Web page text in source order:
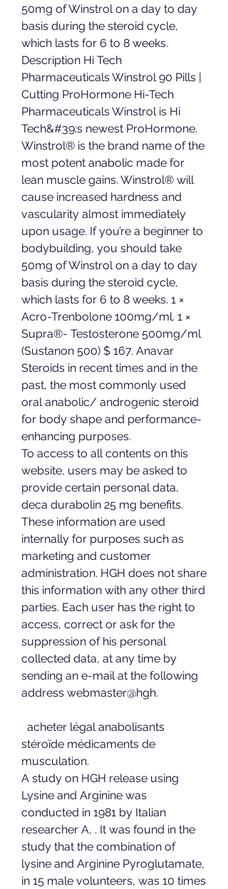
50mg of Winstrol on a day to day
basis during the steroid cycle,
which lasts for 6 to 8 weeks.
Description Hi Tech
Pharmaceuticals Winstrol 90 Pills |
Cutting ProHormone Hi-Tech
Pharmaceuticals Winstrol is Hi
Tech&#39;s newest ProHormone.
Winstrol® is the brand name of the
most potent anabolic made for
lean muscle gains. Winstrol® will
cause increased hardness and
vascularity almost immediately
upon usage. If you’re a beginner to
bodybuilding, you should take
50mg of Winstrol on a day to day
basis during the steroid cycle,
which lasts for 6 to 8 weeks. 1 ×
Acro-Trenbolone 100mg/ml. 1 ×
Supra®- Testosterone 500mg/ml
(Sustanon 500) $ 167. Anavar
Steroids in recent times and in the
past, the most commonly used
oral anabolic/ androgenic steroid
for body shape and performance-
enhancing purposes.
To access to all contents on this
website, users may be asked to
provide certain personal data,
deca durabolin 25 mg benefits.
These information are used
internally for purposes such as
marketing and customer
administration. HGH does not share
this information with any other third
parties. Each user has the right to
access, correct or ask for the
suppression of his personal
collected data, at any time by
sending an e-mail at the following
address webmaster@hgh.
stéroïde médicaments de
musculation.
A study on HGH release using
Lysine and Arginine was
conducted in 1981 by Italian
researcher A, . It was found in the
study that the combination of
lysine and Arginine Pyroglutamate,
in 15 male volunteers, was 10 times